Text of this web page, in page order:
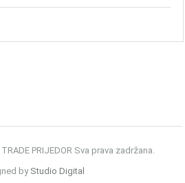
PRIJEDOR Sva prava zadržana.
by Studio Digital